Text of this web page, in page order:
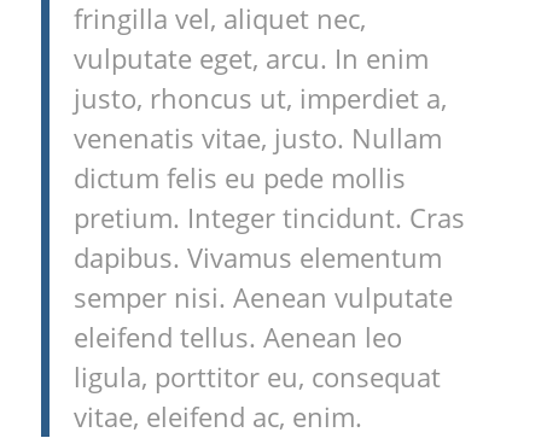
fringilla vel, aliquet nec,
vulputate eget, arcu. In enim
justo, rhoncus ut, imperdiet a,
venenatis vitae, justo. Nullam
dictum felis eu pede mollis
pretium. Integer tincidunt. Cras
dapibus. Vivamus elementum
semper nisi. Aenean vulputate
eleifend tellus. Aenean leo
ligula, porttitor eu, consequat
vitae, eleifend ac, enim.